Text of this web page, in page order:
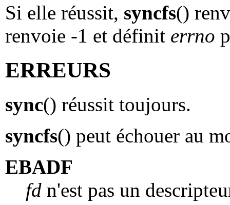
Si elle réussit, syncfs()
renvoie -1 et définit errno
ERREURS
sync() réussit toujours.
syncfs() peut échouer au
EBADF
fd n'est pas un